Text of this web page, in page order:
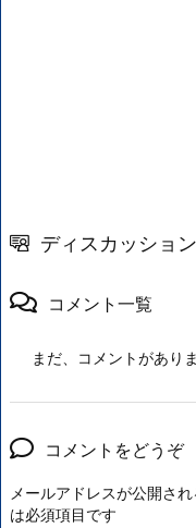
ディスカッション
コメント一覧
まだ、コメントがあり
コメントをどうぞ
メールアドレスが公開され
は必須項目です